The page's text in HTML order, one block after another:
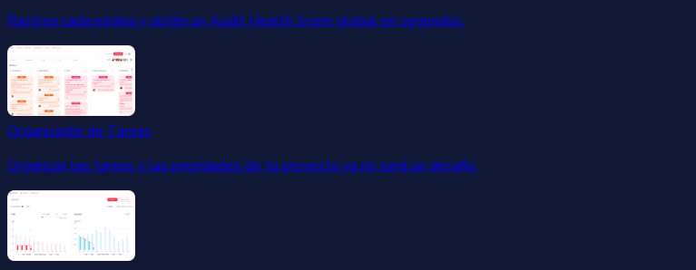
Rastrea cada página y obtén un Audit Health Score global en segundos.
Organizador de Tareas
Organizar las tareas y las prioridades de tu proyecto ya no será un desafío.